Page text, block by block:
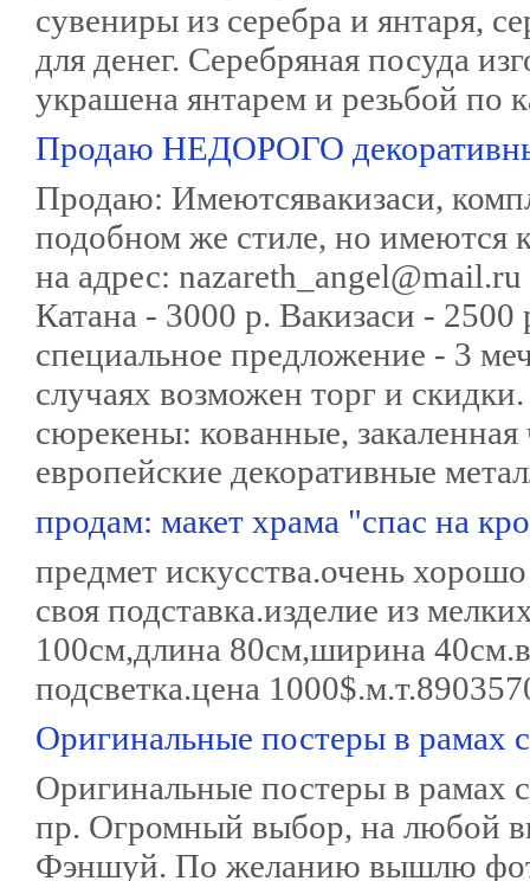
сувениры из серебра и янтаря,
для денег. Серебряная посуда
украшена янтарем и резьбой по
Продаю НЕДОРОГО
Продаю: Имеютсявакизаси,
подобном же стиле, но имеются
на адрес:
Катана - 3000 р. Вакизаси -
специальное предложение - 3
случаях возможен торг и
сюрекены: кованные,
европейские декоративные
продам: макет храма "спас на
предмет искусства.очень
своя подставка.изделие из
100см,длина 80см,ширина
подсветка.цена
Оригинальные постеры в рамах
Оригинальные постеры в рамах
пр. Огромный выбор, на любой
Фэншуй. По желанию вышлю